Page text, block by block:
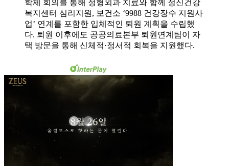
학제 회의를 통해 정형외과 치료와 함께 정신건강
복지센터 심리지원, 보건소 ‘9988 건강장수 지원사
업’ 연계를 포함한 입체적인 퇴원 계획을 수립했
다. 퇴원 이후에도 공공의료본부 퇴원연계팀이 자
택 방문을 통해 신체적·정서적 회복을 지원했다.